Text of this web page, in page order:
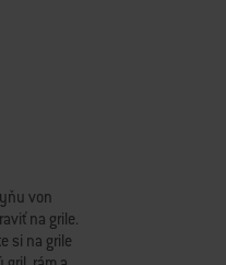
von
na grile.
si na grile